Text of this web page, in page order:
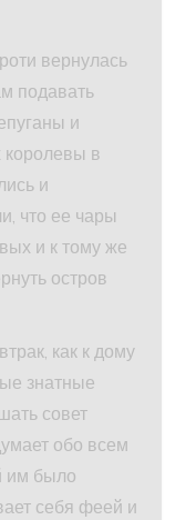
вернулась
подавать
и
в
и
что ее чары
и к тому же
остров
как к дому
знатные
совет
обо всем
им было
себя феей и